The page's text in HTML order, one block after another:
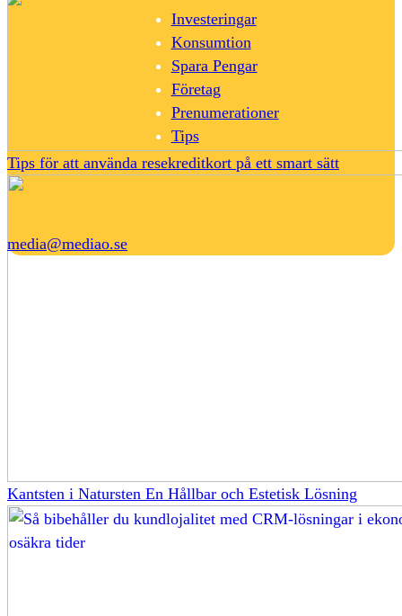
Tips för att använda resekreditkort på ett smart sätt
Kantsten i Natursten En Hållbar och Estetisk Lösning
Investeringar
Konsumtion
Spara Pengar
Företag
Prenumerationer
Tips
media@mediao.se